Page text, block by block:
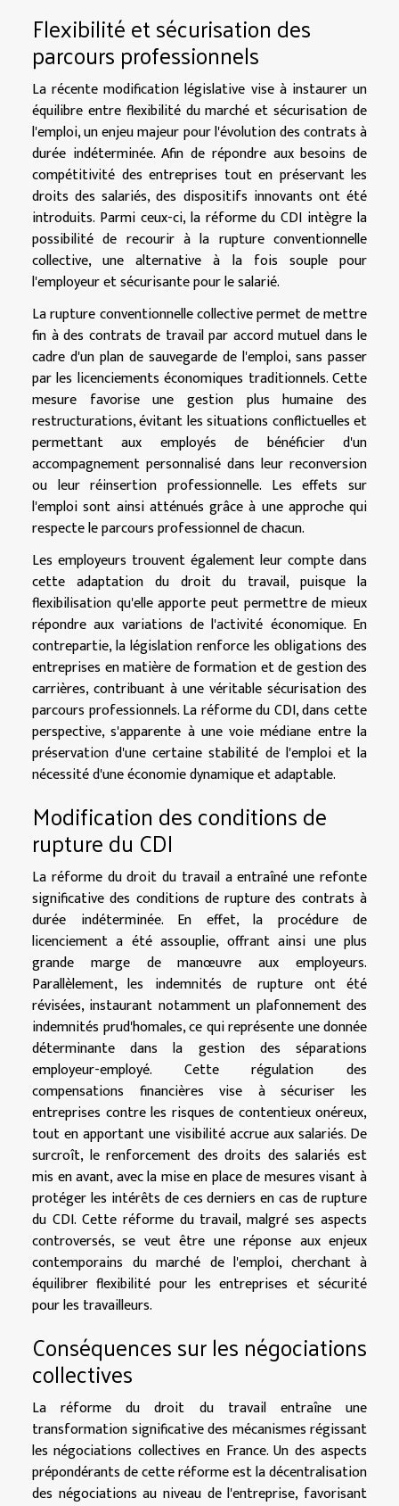
Flexibilité et sécurisation des
parcours professionnels
La récente modification législative vise à instaurer un
équilibre entre flexibilité du marché et sécurisation de
l'emploi, un enjeu majeur pour l'évolution des contrats à
durée indéterminée. Afin de répondre aux besoins de
compétitivité des entreprises tout en préservant les
droits des salariés, des dispositifs innovants ont été
introduits. Parmi ceux-ci, la réforme du CDI intègre la
possibilité de recourir à la rupture conventionnelle
collective, une alternative à la fois souple pour
l'employeur et sécurisante pour le salarié.
La rupture conventionnelle collective permet de mettre
fin à des contrats de travail par accord mutuel dans le
cadre d'un plan de sauvegarde de l'emploi, sans passer
par les licenciements économiques traditionnels. Cette
mesure favorise une gestion plus humaine des
restructurations, évitant les situations conflictuelles et
permettant aux employés de bénéficier d'un
accompagnement personnalisé dans leur reconversion
ou leur réinsertion professionnelle. Les effets sur
l'emploi sont ainsi atténués grâce à une approche qui
respecte le parcours professionnel de chacun.
Les employeurs trouvent également leur compte dans
cette adaptation du droit du travail, puisque la
flexibilisation qu'elle apporte peut permettre de mieux
répondre aux variations de l'activité économique. En
contrepartie, la législation renforce les obligations des
entreprises en matière de formation et de gestion des
carrières, contribuant à une véritable sécurisation des
parcours professionnels. La réforme du CDI, dans cette
perspective, s'apparente à une voie médiane entre la
préservation d'une certaine stabilité de l'emploi et la
nécessité d'une économie dynamique et adaptable.
Modification des conditions de
rupture du CDI
La réforme du droit du travail a entraîné une refonte
significative des conditions de rupture des contrats à
durée indéterminée. En effet, la procédure de
licenciement a été assouplie, offrant ainsi une plus
grande marge de manœuvre aux employeurs.
Parallèlement, les indemnités de rupture ont été
révisées, instaurant notamment un plafonnement des
indemnités prud'homales, ce qui représente une donnée
déterminante dans la gestion des séparations
employeur-employé. Cette régulation des
compensations financières vise à sécuriser les
entreprises contre les risques de contentieux onéreux,
tout en apportant une visibilité accrue aux salariés. De
surcroît, le renforcement des droits des salariés est
mis en avant, avec la mise en place de mesures visant à
protéger les intérêts de ces derniers en cas de rupture
du CDI. Cette réforme du travail, malgré ses aspects
controversés, se veut être une réponse aux enjeux
contemporains du marché de l'emploi, cherchant à
équilibrer flexibilité pour les entreprises et sécurité
pour les travailleurs.
Conséquences sur les négociations
collectives
La réforme du droit du travail entraîne une
transformation significative des mécanismes régissant
les négociations collectives en France. Un des aspects
prépondérants de cette réforme est la décentralisation
des négociations au niveau de l'entreprise, favorisant